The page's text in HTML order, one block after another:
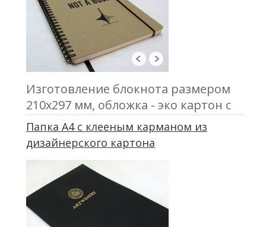
Изготовление блокнота размером
210х297 мм, обложка - эко картон с
печатью; блок 50 листов, офсетная
печать; крепление - металлическая
пружина
Папка А4 с клееным карманом из
дизайнерского картона